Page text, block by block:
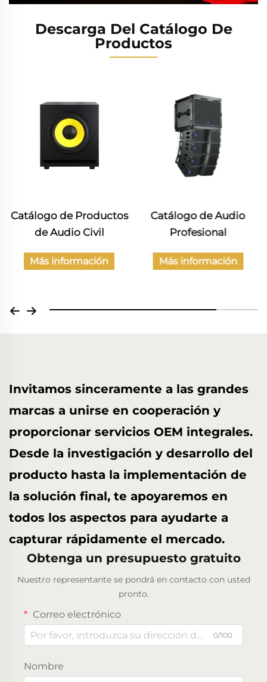
Descarga Del Catálogo De
Productos
Catálogo de Productos
de Audio Civil
Más información
Catálogo de Audio
Profesional
Más información
Invitamos sinceramente a las grandes
marcas a unirse en cooperación y
proporcionar servicios OEM integrales.
Desde la investigación y desarrollo del
producto hasta la implementación de
la solución final, te apoyaremos en
todos los aspectos para ayudarte a
capturar rápidamente el mercado.
Obtenga un presupuesto gratuito
Nuestro representante se pondrá en contacto con usted
pronto.
Correo electrónico
0/100
Nombre